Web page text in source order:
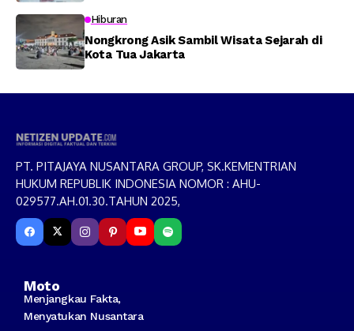
Hiburan
Nongkrong Asik Sambil Wisata Sejarah di
Kota Tua Jakarta
PT. PITAJAYA NUSANTARA GROUP, SK.KEMENTRIAN
HUKUM REPUBLIK INDONESIA NOMOR : AHU-
029577.AH.01.30.TAHUN 2025,
Moto
Menjangkau Fakta,
Menyatukan Nusantara